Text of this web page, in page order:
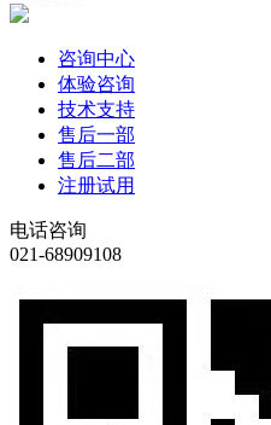
咨询中心
体验咨询
技术支持
售后一部
售后二部
注册试用
电话咨询
021-68909108